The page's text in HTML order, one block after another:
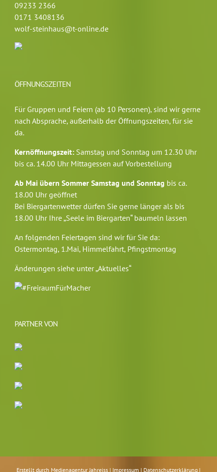
09233 2366
0171 3408136
wolf-steinhaus@t-online.de
ÖFFNUNGSZEITEN
Für Gruppen und Feiern (ab 10 Personen), sind wir gerne
nach Absprache, außerhalb der Öffnungszeiten, für sie
da.
Kernöffnungszeit: Samstag und Sonntag um 12.30 Uhr
bis ca. 14.00 Uhr Mittagessen auf Vorbestellung
Ab Mai übern Sommer Samstag und Sonntag bis ca.
18.00 Uhr geöffnet
Bei Biergartenwetter dürfen Sie gerne länger als bis
18.00 Uhr Ihre „Seele im Biergarten“ baumeln lassen
An folgenden Feiertagen sind wir für Sie da:
Ostermontag, 1.Mai, Himmelfahrt, Pfingstmontag
Änderungen siehe unter „Aktuelles“
PARTNER VON
Erstellt durch Medienagentur Jahreiss | Impressum | Datenschutzerklärung |